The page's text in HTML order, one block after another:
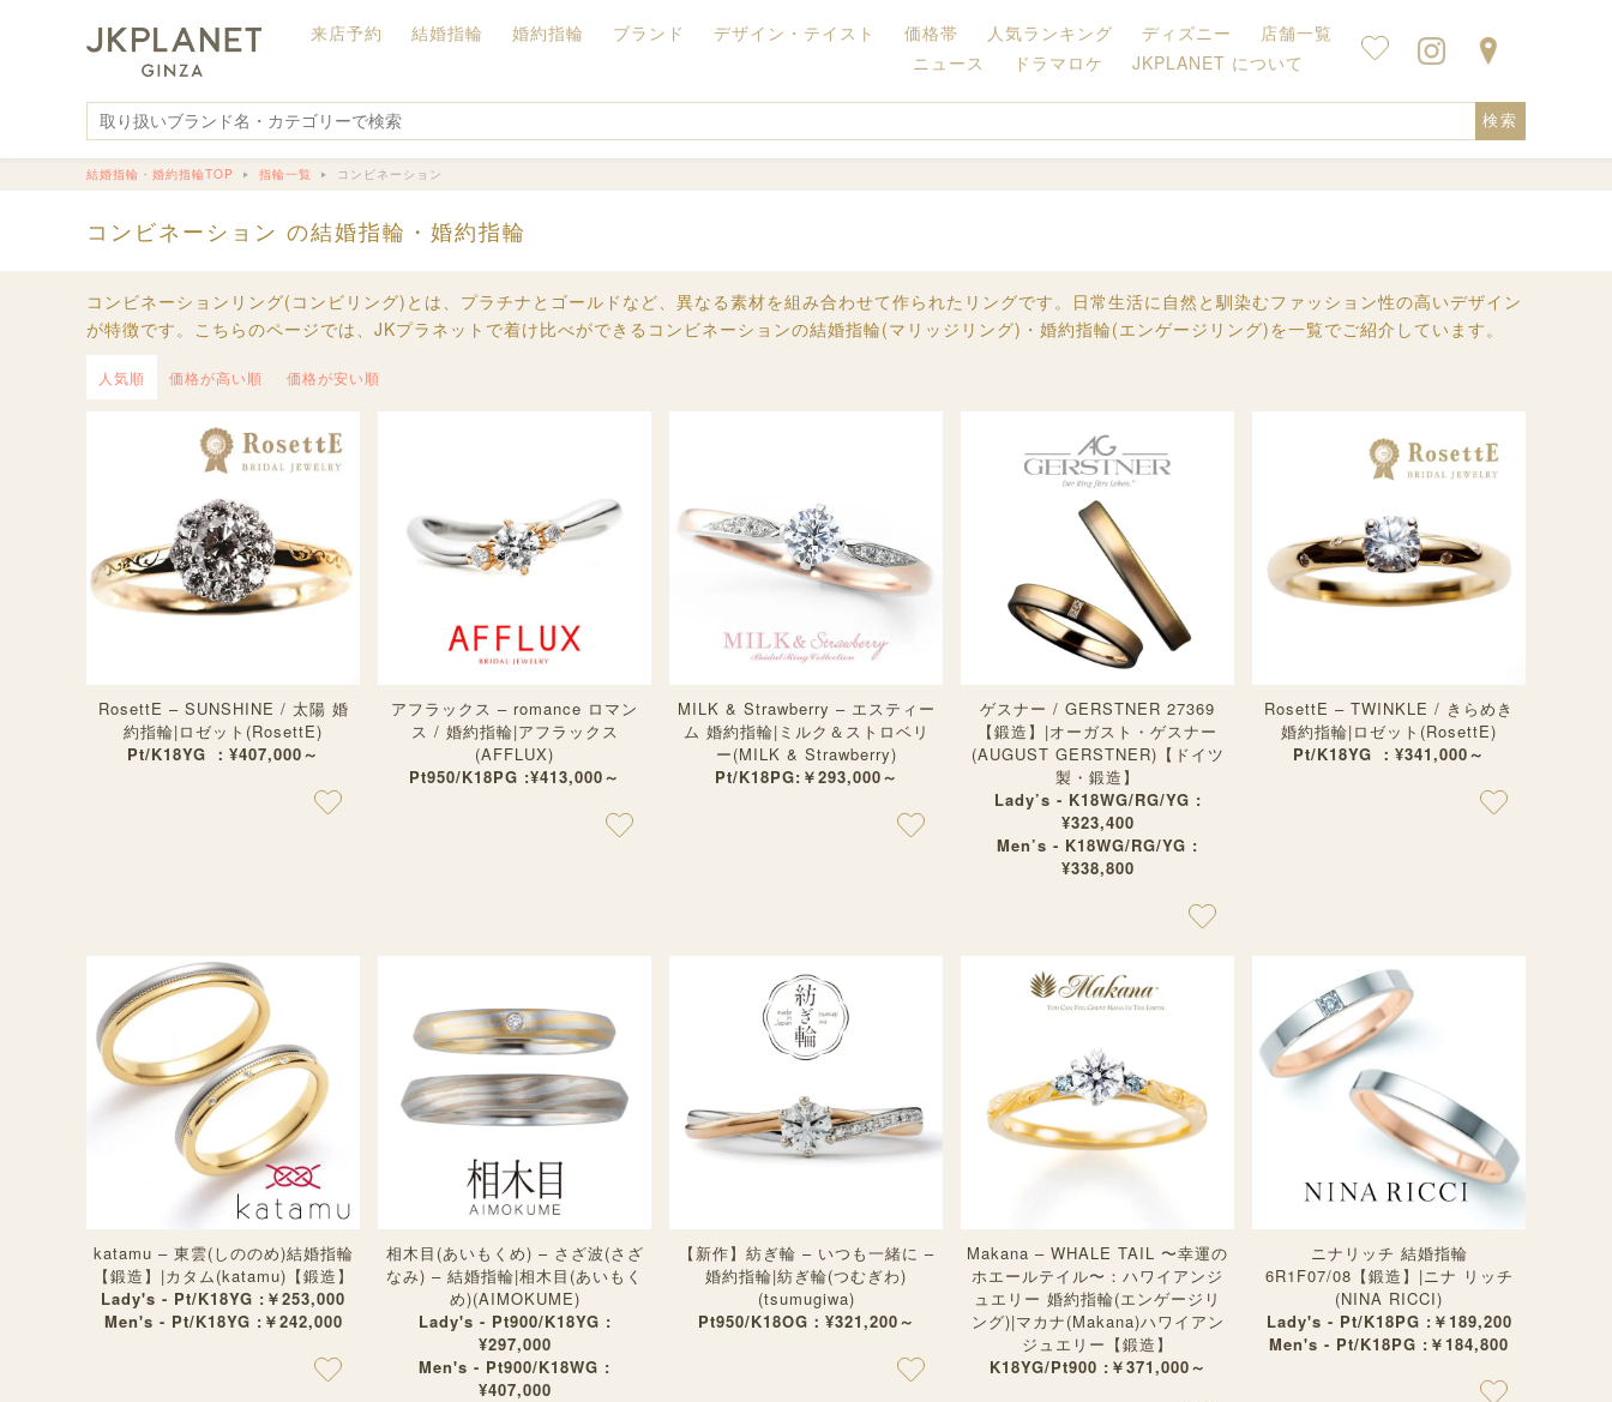
来店予約 結婚指輪 婚約指輪 ブランド デザイン・テイスト 価格帯 人気ランキング ディズニー
店舗一覧
ニュース
ドラマロケ JKPLANET について
検索
結婚指輪・婚約指輪TOP 指輪一覧 コンビネーション
コンビネーション の結婚指輪・婚約指輪
コンビネーションリング(コンビリング)とは、プラチナとゴールドなど、異なる素材を組み合わせて作られたリングです。日常生活に自然と馴染むファッション性の高いデザイン
が特徴です。こちらのページでは、JKプラネットで着け比べができるコンビネーションの結婚指輪(マリッジリング)・婚約指輪(エンゲージリング)を一覧でご紹介しています。
人気順 価格が高い順 価格が安い順
RosettE – SUNSHINE / 太陽 婚
約指輪|ロゼット(RosettE)
Pt/K18YG ：¥407,000～
アフラックス – romance ロマン
ス / 婚約指輪|アフラックス
(AFFLUX)
Pt950/K18PG :¥413,000～
MILK & Strawberry – エスティー
ム 婚約指輪|ミルク＆ストロベリ
ー(MILK & Strawberry)
Pt/K18PG:￥293,000～
ゲスナー / GERSTNER 27369
【鍛造】|オーガスト・ゲスナー
(AUGUST GERSTNER)【ドイツ
製・鍛造】
Lady’s - K18WG/RG/YG :
¥323,400
Men’s - K18WG/RG/YG :
¥338,800
RosettE – TWINKLE / きらめき
婚約指輪|ロゼット(RosettE)
Pt/K18YG ：¥341,000～
katamu – 東雲(しののめ)結婚指輪
【鍛造】|カタム(katamu)【鍛造】
Lady's - Pt/K18YG :￥253,000
Men's - Pt/K18YG :￥242,000
相木目(あいもくめ) – さざ波(さざ
なみ) – 結婚指輪|相木目(あいもく
め)(AIMOKUME)
Lady's - Pt900/K18YG :
¥297,000
Men's - Pt900/K18WG :
¥407,000
【新作】紡ぎ輪 – いつも一緒に –
婚約指輪|紡ぎ輪(つむぎわ)
(tsumugiwa)
Pt950/K18OG：¥321,200～
Makana – WHALE TAIL 〜幸運の
ホエールテイル〜：ハワイアンジ
ュエリー 婚約指輪(エンゲージリ
ング)|マカナ(Makana)ハワイアン
ジュエリー【鍛造】
K18YG/Pt900 :￥371,000～
ニナリッチ 結婚指輪
6R1F07/08【鍛造】|ニナ リッチ
(NINA RICCI)
Lady's - Pt/K18PG :￥189,200
Men's - Pt/K18PG :￥184,800